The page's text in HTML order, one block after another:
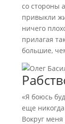
со стороны
привыкли
ничего
прилагая
большие,
«Я боюсь
еще
Вокруг